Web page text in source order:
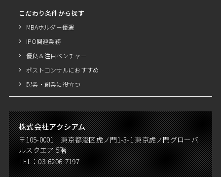
こだわり条件から探す
MBAホルダー優遇
IPO関連業務
優良＆注目ベンチャー
ポストコンサルにおすすめ
起業・創業に役立つ
株式会社アクシアム
〒105-0001 東京都港区虎ノ門1-3-1 東京虎ノ門グローバ
ルスクエア 5階
TEL：03-6206-7197